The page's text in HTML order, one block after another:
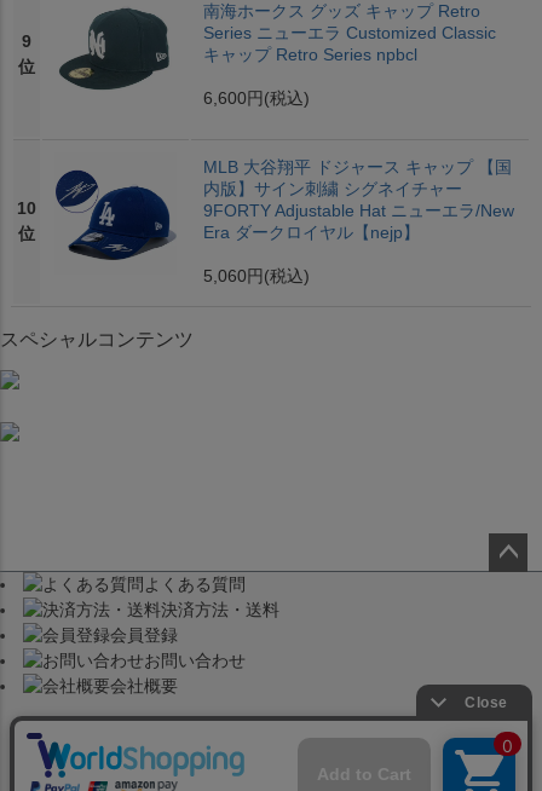
9
位
南海ホークス グッズ キャップ Retro
Series ニューエラ Customized Classic
キャップ Retro Series npbcl
6,600円 (税込)
10
位
MLB 大谷翔平 ドジャース キャップ 【国
内版】サイン刺繍 シグネイチャー
9FORTY Adjustable Hat ニューエラ/New
Era ダークロイヤル【nejp】
5,060円 (税込)
スペシャルコンテンツ
よくある質問
決済方法・送料
会員登録
お問い合わせ
会社概要